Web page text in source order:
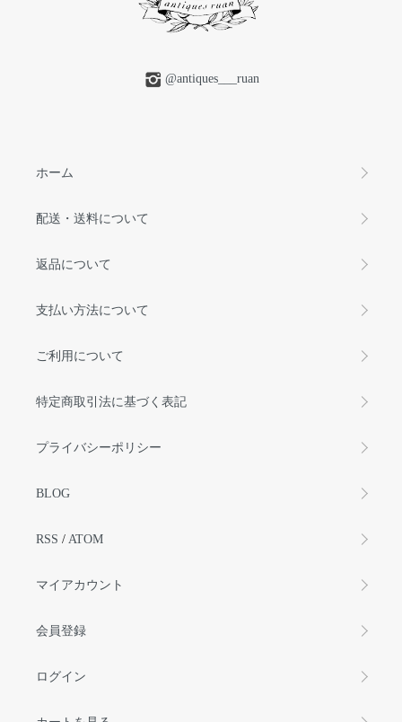
@antiques___ruan
ホーム
配送・送料について
返品について
支払い方法について
ご利用について
特定商取引法に基づく表記
プライバシーポリシー
BLOG
RSS / ATOM
マイアカウント
会員登録
ログイン